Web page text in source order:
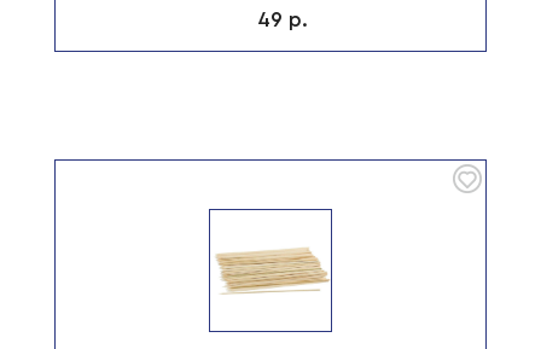
49 р.